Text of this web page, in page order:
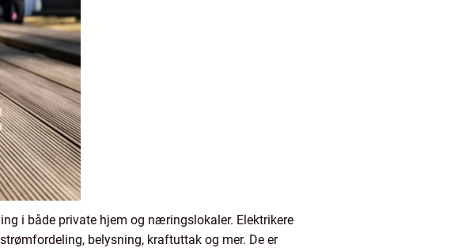
i både private hjem og næringslokaler. Elektrikere
belysning, kraftuttak og mer. De er